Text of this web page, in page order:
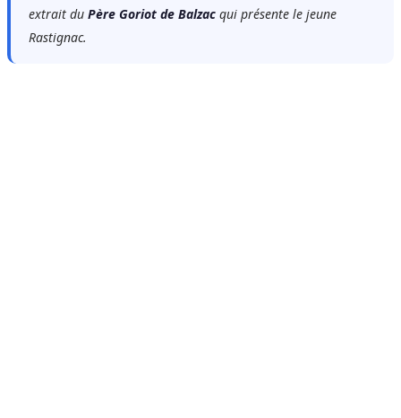
extrait du Père Goriot de Balzac qui présente le jeune
Rastignac.